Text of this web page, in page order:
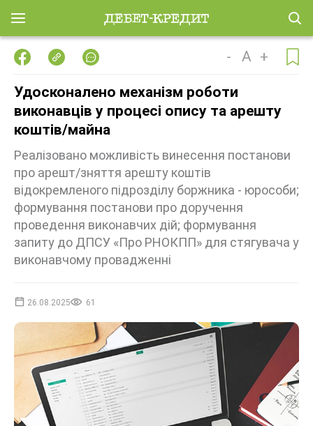
- A +
Удосконалено механізм роботи
виконавців у процесі опису та арешту
коштів/майна
Реалізовано можливість винесення постанови
про арешт/зняття арешту коштів
відокремленого підрозділу боржника - юрособи;
формування постанови про доручення
проведення виконавчих дій; формування
запиту до ДПСУ «Про РНОКПП» для стягувача у
виконавчому провадженні
26.08.2025 61